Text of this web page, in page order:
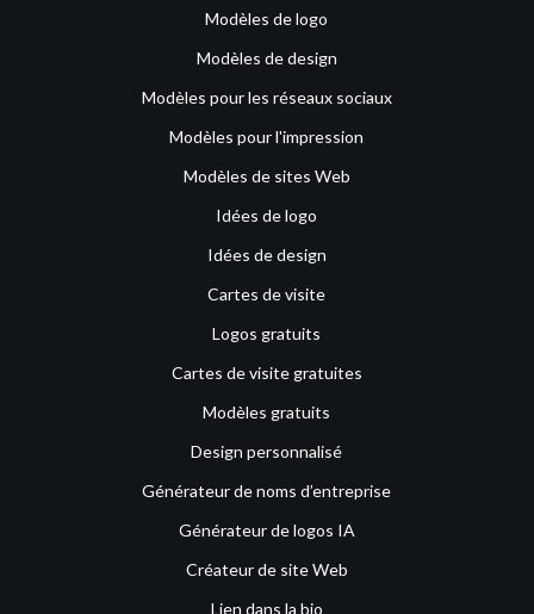
Modèles de logo
Modèles de design
Modèles pour les réseaux sociaux
Modèles pour l'impression
Modèles de sites Web
Idées de logo
Idées de design
Cartes de visite
Logos gratuits
Cartes de visite gratuites
Modèles gratuits
Design personnalisé
Générateur de noms d’entreprise
Générateur de logos IA
Créateur de site Web
Lien dans la bio